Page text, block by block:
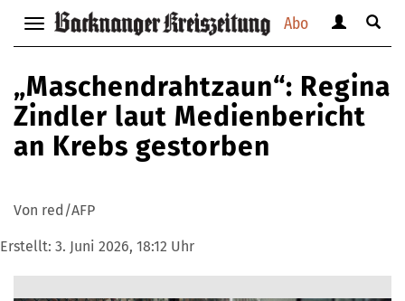
Abo
Navigation
anzeigen
verbergen
anzeigen
verbergen
Suche
„Maschendrahtzaun“: Regina
Zindler laut Medienbericht
an Krebs gestorben
Von red/AFP
Erstellt: 3. Juni 2026, 18:12 Uhr